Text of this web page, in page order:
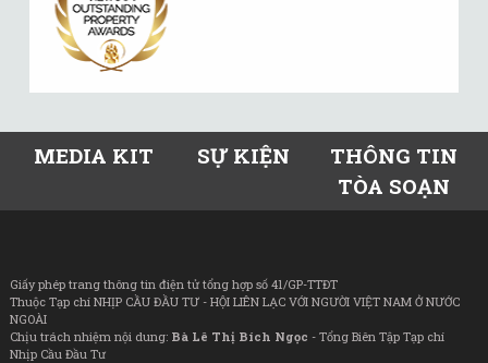
MEDIA KIT SỰ KIỆN
THÔNG TIN
TÒA SOẠN
Giấy phép trang thông tin điện tử tổng hợp số 41/GP-TTĐT
Thuộc Tạp chí NHỊP CẦU ĐẦU TƯ - HỘI LIÊN LẠC VỚI NGƯỜI VIỆT NAM Ở NƯỚC
NGOÀI
Chịu trách nhiệm nội dung: Bà Lê Thị Bích Ngọc - Tổng Biên Tập Tạp chí
Nhịp Cầu Đầu Tư